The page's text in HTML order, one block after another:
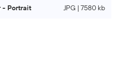
- Portrait JPG | 7580 kb